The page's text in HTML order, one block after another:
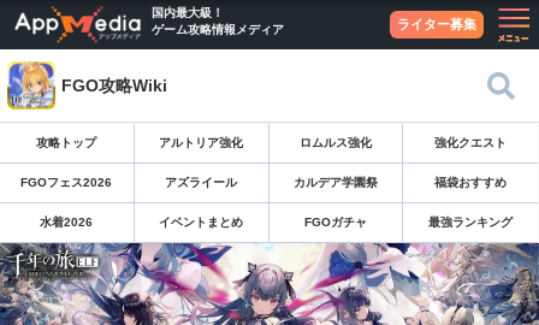
国内最大級！
ゲーム攻略情報メディア
ライター募集
FGO攻略Wiki
攻略トップ アルトリア強化 ロムルス強化 強化クエスト
FGOフェス2026 アズライール カルデア学園祭 福袋おすすめ
水着2026 イベントまとめ FGOガチャ 最強ランキング